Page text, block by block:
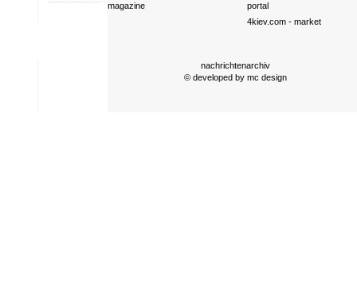
magazine
portal
4kiev.com- market
nachrichtenarchiv
© developed by mc design